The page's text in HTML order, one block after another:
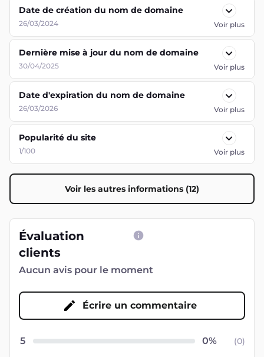
Date de création du nom de domaine
26/03/2024 Voir plus
Dernière mise à jour du nom de domaine
30/04/2025 Voir plus
Date d'expiration du nom de domaine
26/03/2026 Voir plus
Popularité du site
1/100 Voir plus
Voir les autres informations (12)
Évaluation
clients
Aucun avis pour le moment
Écrire un commentaire
5 (0)